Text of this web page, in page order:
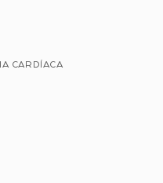
CARDÍACA